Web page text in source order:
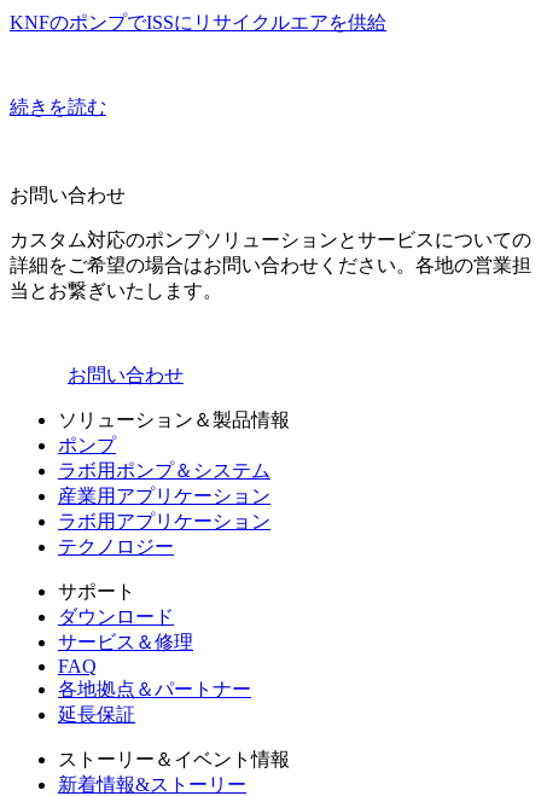
KNFのポンプでISSにリサイクルエアを供給
続きを読む
お問い合わせ
カスタム対応のポンプソリューションとサービスについての
詳細をご希望の場合はお問い合わせください。各地の営業担
当とお繋ぎいたします。
お問い合わせ
ソリューション＆製品情報
ポンプ
ラボ用ポンプ＆システム
産業用アプリケーション
ラボ用アプリケーション
テクノロジー
サポート
ダウンロード
サービス＆修理
FAQ
各地拠点＆パートナー
延長保証
ストーリー＆イベント情報
新着情報&ストーリー